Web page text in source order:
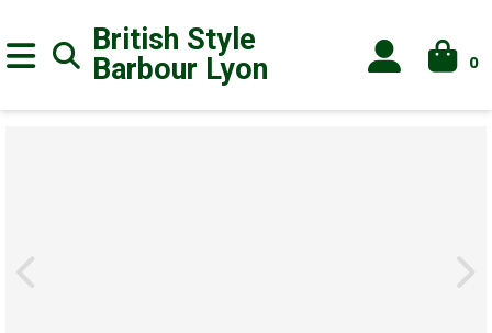
British Style
Barbour Lyon 0